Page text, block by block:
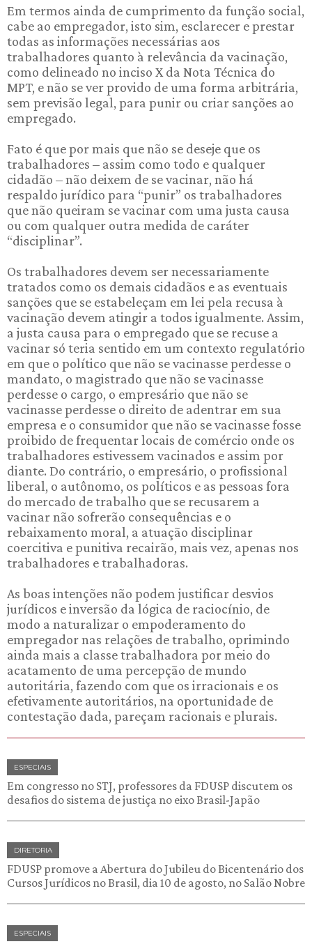
Em termos ainda de cumprimento da função social,
cabe ao empregador, isto sim, esclarecer e prestar
todas as informações necessárias aos
trabalhadores quanto à relevância da vacinação,
como delineado no inciso X da Nota Técnica do
MPT, e não se ver provido de uma forma arbitrária,
sem previsão legal, para punir ou criar sanções ao
empregado.
Fato é que por mais que não se deseje que os
trabalhadores – assim como todo e qualquer
cidadão – não deixem de se vacinar, não há
respaldo jurídico para “punir” os trabalhadores
que não queiram se vacinar com uma justa causa
ou com qualquer outra medida de caráter
“disciplinar”.
Os trabalhadores devem ser necessariamente
tratados como os demais cidadãos e as eventuais
sanções que se estabeleçam em lei pela recusa à
vacinação devem atingir a todos igualmente. Assim,
a justa causa para o empregado que se recuse a
vacinar só teria sentido em um contexto regulatório
em que o político que não se vacinasse perdesse o
mandato, o magistrado que não se vacinasse
perdesse o cargo, o empresário que não se
vacinasse perdesse o direito de adentrar em sua
empresa e o consumidor que não se vacinasse fosse
proibido de frequentar locais de comércio onde os
trabalhadores estivessem vacinados e assim por
diante. Do contrário, o empresário, o profissional
liberal, o autônomo, os políticos e as pessoas fora
do mercado de trabalho que se recusarem a
vacinar não sofrerão consequências e o
rebaixamento moral, a atuação disciplinar
coercitiva e punitiva recairão, mais vez, apenas nos
trabalhadores e trabalhadoras.
As boas intenções não podem justificar desvios
jurídicos e inversão da lógica de raciocínio, de
modo a naturalizar o empoderamento do
empregador nas relações de trabalho, oprimindo
ainda mais a classe trabalhadora por meio do
acatamento de uma percepção de mundo
autoritária, fazendo com que os irracionais e os
efetivamente autoritários, na oportunidade de
contestação dada, pareçam racionais e plurais.
ESPECIAIS
Em congresso no STJ, professores da FDUSP discutem os
desafios do sistema de justiça no eixo Brasil-Japão
DIRETORIA
FDUSP promove a Abertura do Jubileu do Bicentenário dos
Cursos Jurídicos no Brasil, dia 10 de agosto, no Salão Nobre
ESPECIAIS